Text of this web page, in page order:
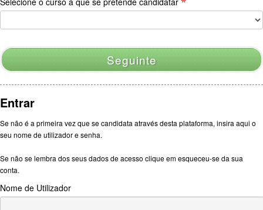
Seguinte
Entrar
Se não é a primeira vez que se candidata através desta plataforma, insira aqui o
seu nome de utilizador e senha.
Se não se lembra dos seus dados de acesso clique em esqueceu-se da sua
conta.
Nome de Utilizador